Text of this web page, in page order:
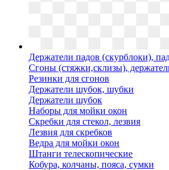
Держатели падов (скурблоки),
Сгоны (стяжки,склизы),
Резинки для сгонов
Держатели шубок, шубки
Держатели шубок
Наборы для мойки окон
Скребки для стекол, лезвия
Лезвия для скребков
Ведра для мойки окон
Штанги телескопические
Кобура, колчаны, пояса, сумки